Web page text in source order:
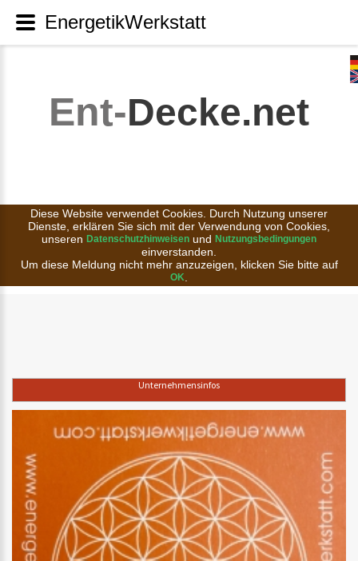
Ent-Decke.net
Diese Website verwendet Cookies. Durch Nutzung unserer
Dienste, erklären Sie sich mit der Verwendung von Cookies,
unseren Datenschutzhinweisen und Nutzungsbedingungen
einverstanden.
Um diese Meldung nicht mehr anzuzeigen, klicken Sie bitte auf
OK
Unternehmensinfos
EnergetikWerkstatt